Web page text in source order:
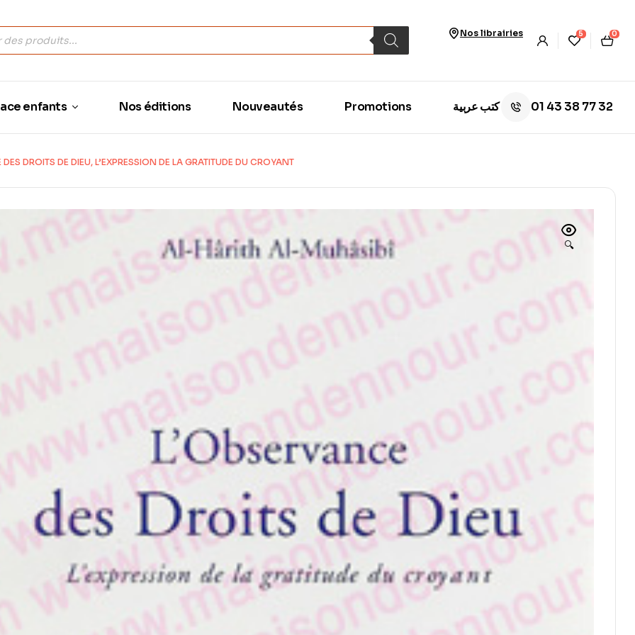
Nos librairies 5 0
enfants Nos éditions Nouveautés Promotions كتب عربية 01 43 38 77 32
DES DROITS DE DIEU, L’EXPRESSION DE LA GRATITUDE DU CROYANT
🔍